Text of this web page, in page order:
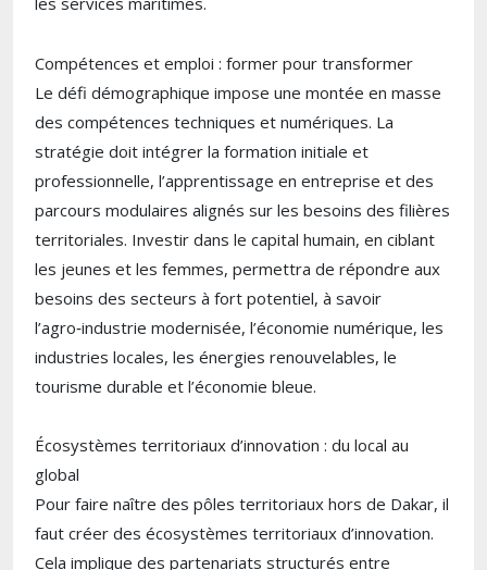
Compétences et emploi : former pour transformer
Le défi démographique impose une montée en masse
des compétences techniques et numériques. La
stratégie doit intégrer la formation initiale et
professionnelle, l’apprentissage en entreprise et des
parcours modulaires alignés sur les besoins des filières
territoriales. Investir dans le capital humain, en ciblant
les jeunes et les femmes, permettra de répondre aux
besoins des secteurs à fort potentiel, à savoir
l’agro‑industrie modernisée, l’économie numérique, les
industries locales, les énergies renouvelables, le
tourisme durable et l’économie bleue.
Écosystèmes territoriaux d’innovation : du local au
global
Pour faire naître des pôles territoriaux hors de Dakar, il
faut créer des écosystèmes territoriaux d’innovation.
Cela implique des partenariats structurés entre